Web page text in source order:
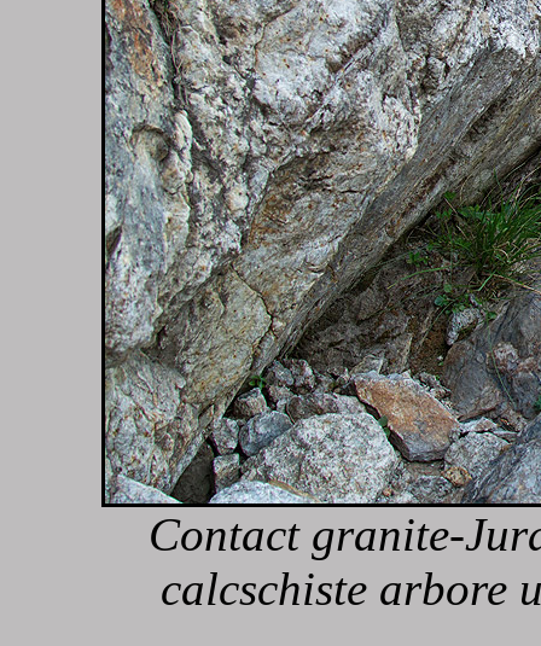
Contact granite-
calcschiste arbore